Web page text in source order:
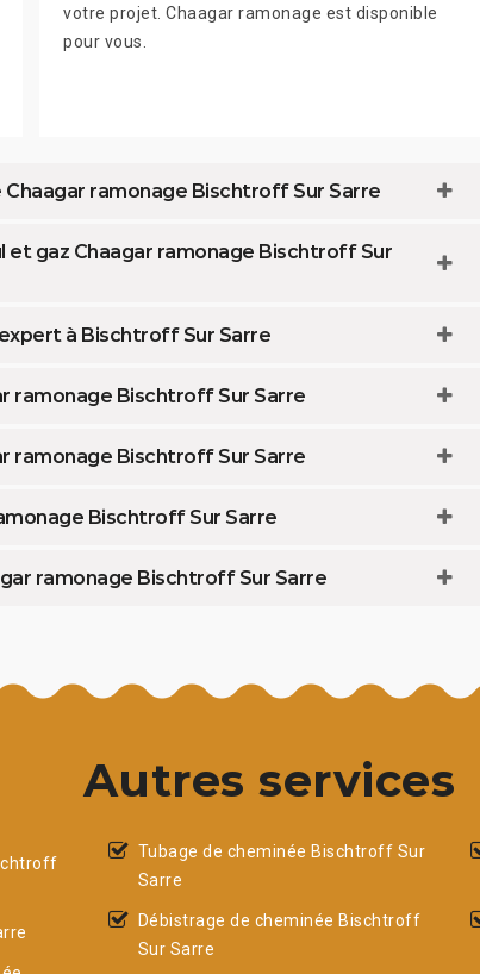
votre projet. Chaagar ramonage est disponible
pour vous.
ramonage Bischtroff Sur Sarre
gaz Chaagar ramonage Bischtroff Sur
à Bischtroff Sur Sarre
ramonage Bischtroff Sur Sarre
ramonage Bischtroff Sur Sarre
Bischtroff Sur Sarre
ramonage Bischtroff Sur Sarre
Autres services
Tubage de cheminée Bischtroff Sur
Sarre
Débistrage de cheminée Bischtroff
Sur Sarre